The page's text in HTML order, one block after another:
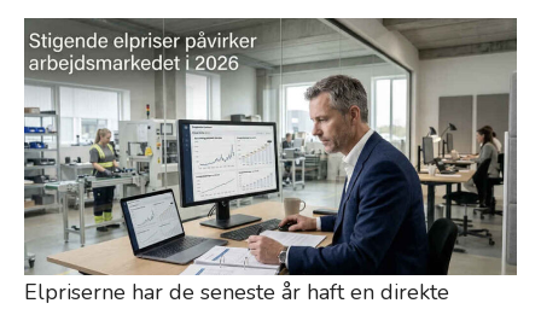
Elpriserne har de seneste år haft en direkte